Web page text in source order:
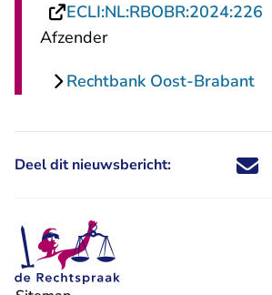
ECLI:NL:RBOBR:2024:226
Afzender
Rechtbank Oost-Brabant
Deel dit nieuwsbericht: Deel dit
Deel
Deel